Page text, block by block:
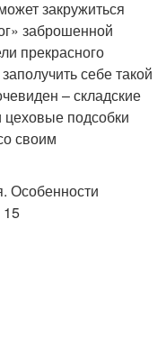
закружиться
заброшенной
прекрасного
себе такой
– складские
подсобки
своим